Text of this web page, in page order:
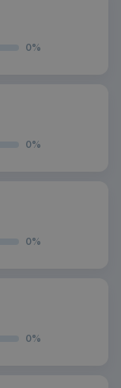
0%
0%
0%
0%